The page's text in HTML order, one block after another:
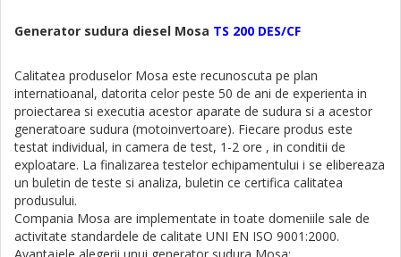
Generator sudura diesel Mosa TS 200 DES/CF
Calitatea produselor Mosa este recunoscuta pe plan
internatioanal, datorita celor peste 50 de ani de experienta in
proiectarea si executia acestor aparate de sudura si a acestor
generatoare sudura (motoinvertoare). Fiecare produs este
testat individual, in camera de test, 1-2 ore , in conditii de
exploatare. La finalizarea testelor echipamentului i se elibereaza
un buletin de teste si analiza, buletin ce certifica calitatea
produsului.
Compania Mosa are implementate in toate domeniile sale de
activitate standardele de calitate UNI EN ISO 9001:2000.